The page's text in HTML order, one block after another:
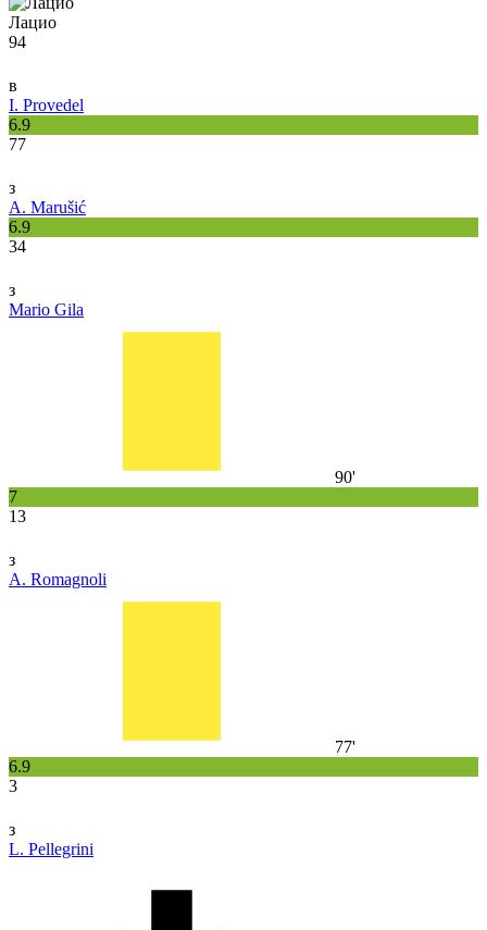
Лацио
94
в
I. Provedel
6.9
77
з
A. Marušić
6.9
34
з
Mario Gila
90'
7
13
з
A. Romagnoli
77'
6.9
3
з
L. Pellegrini